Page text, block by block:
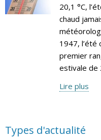
20,1 °C,
chaud
1947, l’été
premier
estivale de
Lire plus
Types d'actualité